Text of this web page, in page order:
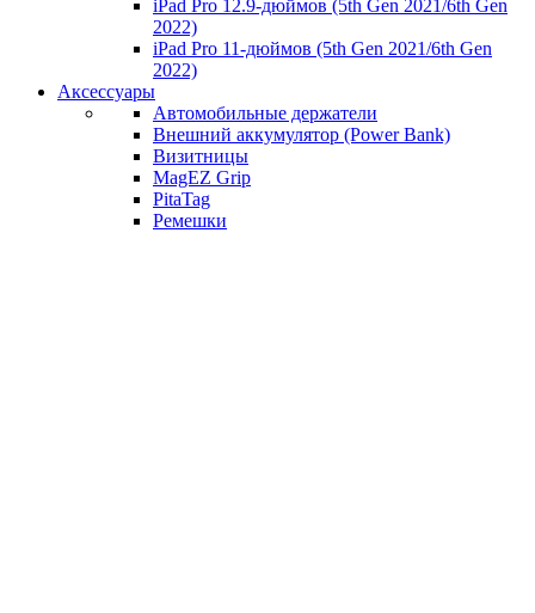
iPad Pro 12.9-дюймов (5th Gen 2021/6th Gen
2022)
iPad Pro 11-дюймов (5th Gen 2021/6th Gen
2022)
Аксессуары
Автомобильные держатели
Внешний аккумулятор (Power Bank)
Визитницы
MagEZ Grip
PitaTag
Ремешки